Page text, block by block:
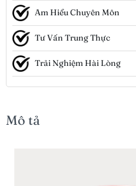
Am Hiểu Chuyên Môn
Tư Vấn Trung Thực
Trải Nghiệm Hài Lòng
Mô tả